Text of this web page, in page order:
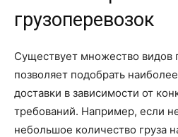
грузоперевозок
Существует множество видов
позволяет подобрать
доставки в зависимости от
требований. Например, если
небольшое количество груза